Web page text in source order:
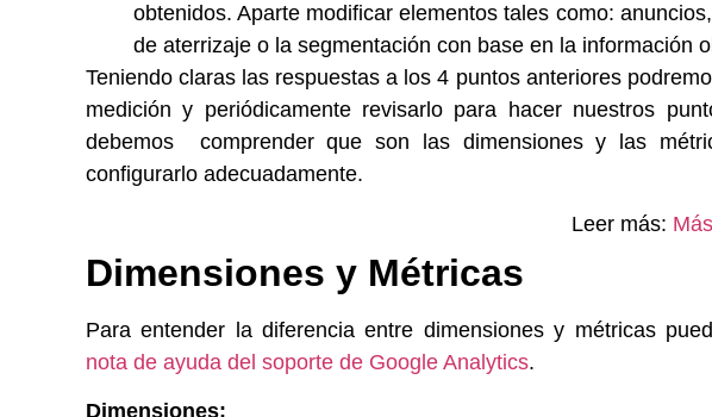
obtenidos. Aparte modificar elementos tales como:
de aterrizaje o la segmentación con base en la información
Teniendo claras las respuestas a los 4 puntos anteriores
medición y periódicamente revisarlo para hacer nuestros
debemos comprender que son las dimensiones y las
configurarlo adecuadamente.
Leer más:
Dimensiones y Métricas
Para entender la diferencia entre dimensiones y métricas
nota de ayuda del soporte de Google Analytics.
Dimensiones: